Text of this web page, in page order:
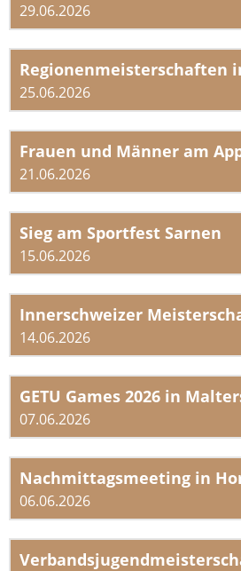
29.06.2026
Regionenmeisterschaften
25.06.2026
21.06.2026
Sieg am Sportfest Sarnen
15.06.2026
14.06.2026
GETU Games 2026 in
07.06.2026
Nachmittagsmeeting in
06.06.2026